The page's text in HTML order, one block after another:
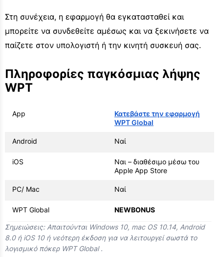
Στη συνέχεια, η εφαρμογή θα εγκατασταθεί και
μπορείτε να συνδεθείτε αμέσως και να ξεκινήσετε να
παίζετε στον υπολογιστή ή την κινητή συσκευή σας.
Πληροφορίες παγκόσμιας λήψης
WPT
App
Κατεβάστε την εφαρμογή
WPT Global
Android Ναί
iOS
Ναι – διαθέσιμο μέσω του
Apple App Store
PC/ Mac Ναί
WPT Global NEWBONUS
Σημειώσεις: Απαιτούνται Windows 10, mac OS 10.14, Android
8.0 ή iOS 10 ή νεότερη έκδοση για να λειτουργεί σωστά το
λογισμικό πόκερ WPT Global .